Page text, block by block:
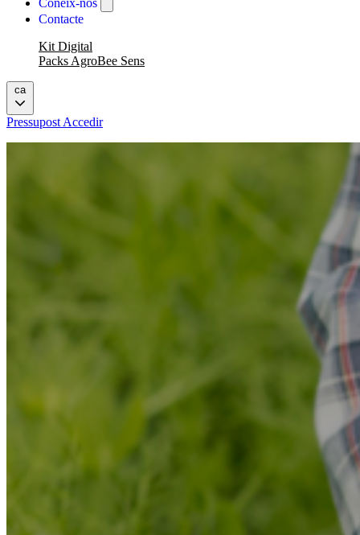
Contacte
Kit Digital
Packs AgroBee Sens
ca
Pressupost Accedir